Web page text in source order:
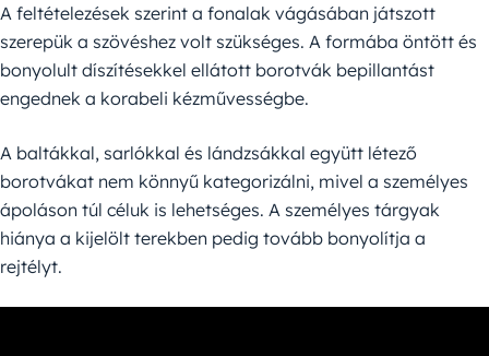
A feltételezések szerint a fonalak vágásában játszott
szerepük a szövéshez volt szükséges. A formába öntött és
bonyolult díszítésekkel ellátott borotvák bepillantást
engednek a korabeli kézművességbe.
A baltákkal, sarlókkal és lándzsákkal együtt létező
borotvákat nem könnyű kategorizálni, mivel a személyes
ápoláson túl céluk is lehetséges. A személyes tárgyak
hiánya a kijelölt terekben pedig tovább bonyolítja a
rejtélyt.